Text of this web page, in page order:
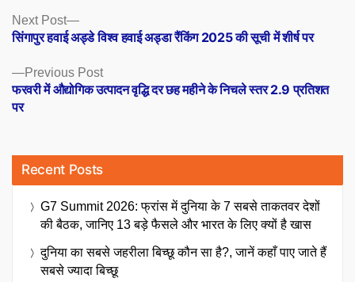
Posts
navigation
Previous PostPrevious
post:
फरवरी में औद्योगिक उत्पादन वृद्धि दर छह महीने के निचले स्तर 2.9 प्रतिशत
पर
Next Post
Next
post:
सिंगापुर हवाई अड्डे विश्व हवाई अड्डा रैंकिंग 2025 की सूची में शीर्ष पर
Recent Posts
G7 Summit 2026: फ्रांस में दुनिया के 7 सबसे ताकतवर देशों
की बैठक, जानिए 13 बड़े फैसले और भारत के लिए क्यों है खास
दुनिया का सबसे जहरीला बिच्छू कौन सा है?, जानें कहाँ पाए जाते हैं
सबसे ज्यादा बिच्छू